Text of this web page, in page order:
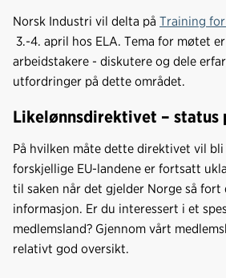
Norsk Industri vil delta på Training
3.-4. april hos ELA. Tema for møtet
arbeidstakere - diskutere og dele
utfordringer på dette området.
Likelønnsdirektivet – status
På hvilken måte dette direktivet vil
forskjellige EU-landene er fortsatt
til saken når det gjelder Norge så
informasjon. Er du interessert i et
medlemsland? Gjennom vårt
relativt god oversikt.